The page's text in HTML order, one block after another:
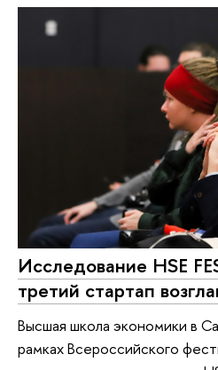
Исследование HSE
третий стартап
Высшая школа экономики в
рамках Всероссийского